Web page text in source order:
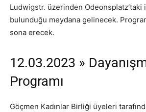
Ludwigstr. üzerinden Odeonsplatz’taki
bulunduğu meydana gelinecek.
sona erecek.
12.03.2023 »
Programı
Göçmen Kadınlar Birliği üyeleri